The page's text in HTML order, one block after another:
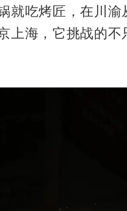
就吃烤匠，在川
上海，它挑战的